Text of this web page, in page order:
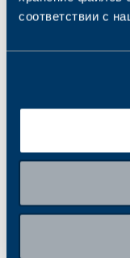
соответствии с
спортсмена